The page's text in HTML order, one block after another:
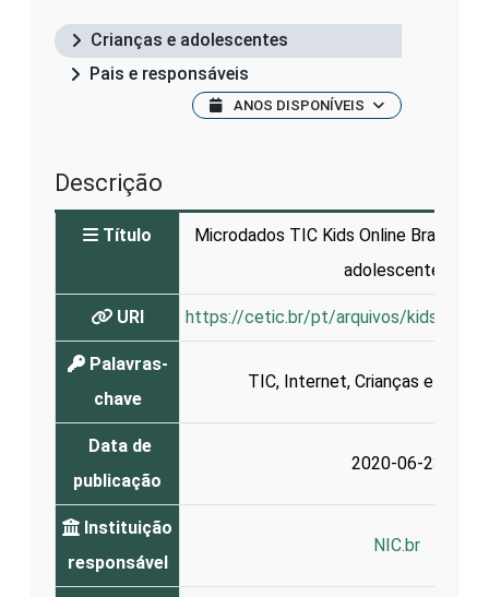
Crianças e adolescentes
Pais e responsáveis
ANOS DISPONÍVEIS
Descrição
Título
Microdados TIC Kids Online Brasil -
adolescentes
URI https://cetic.br/pt/arquivos/
Palavras-
chave
TIC, Internet, Crianças e
Data de
publicação
2020-06-23
Instituição
responsável
NIC.br